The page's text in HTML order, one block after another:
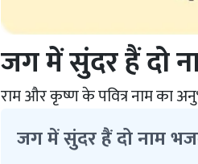
जग में सुंदर हैं दो
राम और कृष्ण के पवित्र नाम का
जग में सुंदर हैं दो नाम